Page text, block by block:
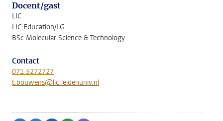
Docent/gast
LIC
LIC Education/LG
BSc Molecular Science & Technology
Contact
071 5272727
t.bouwens@lic.leidenuniv.nl